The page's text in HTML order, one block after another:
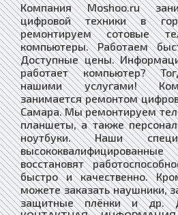
Компания Moshoo.ru
цифровой техники в
ремонтируем сотовые
компьютеры. Работаем
Доступные цены.
работает компьютер?
нашими услугами!
занимается ремонтом
Самара. Мы ремонтируем
планшеты, а также
ноутбуки. Наши
восстановят
быстро и качественно.
можете заказать наушники,
защитные плёнки и др.